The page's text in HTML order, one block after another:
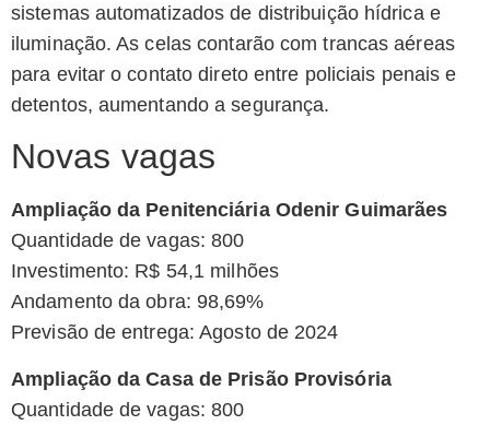
sistemas automatizados de distribuição hídrica e
iluminação. As celas contarão com trancas aéreas
para evitar o contato direto entre policiais penais e
detentos, aumentando a segurança.
Novas vagas
Ampliação da Penitenciária Odenir Guimarães
Quantidade de vagas: 800
Investimento: R$ 54,1 milhões
Andamento da obra: 98,69%
Previsão de entrega: Agosto de 2024
Ampliação da Casa de Prisão Provisória
Quantidade de vagas: 800